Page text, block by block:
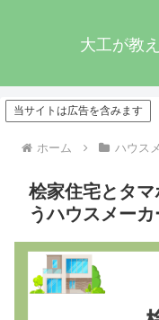
大工が教
当サイトは広告を含みます
ホーム ハウス
桧家住宅とタ
うハウスメー